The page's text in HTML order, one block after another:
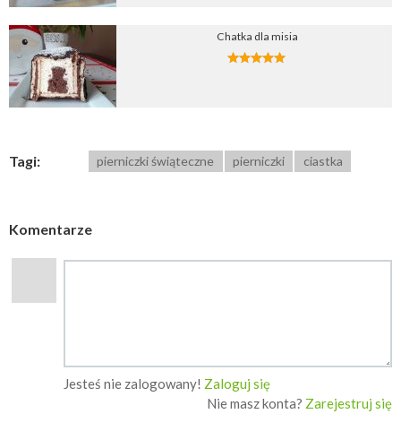
Chatka dla misia
Tagi: pierniczki świąteczne pierniczki ciastka
Komentarze
Jesteś nie zalogowany! Zaloguj się
Nie masz konta? Zarejestruj się